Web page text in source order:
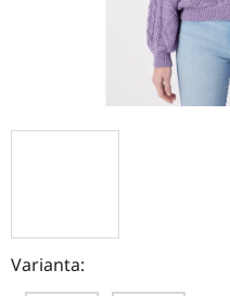
Varianta: